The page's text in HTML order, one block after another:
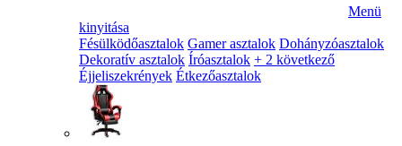
Menü
kinyitása
Fésülködőasztalok Gamer asztalok Dohányzóasztalok
Dekoratív asztalok Íróasztalok + 2 következő
Éjjeliszekrények Étkezőasztalok